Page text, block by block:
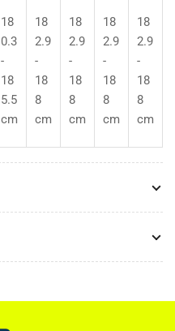
18
0.3
-
18
5.5
cm
18
2.9
-
18
8
cm
18
2.9
-
18
8
cm
18
2.9
-
18
8
cm
18
2.9
-
18
8
cm